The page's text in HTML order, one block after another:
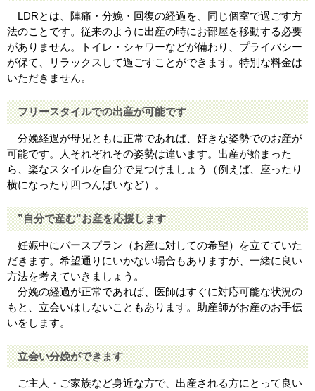
LDRとは、陣痛・分娩・回復の経過を、同じ個室で過ごす方
法のことです。従来のように出産の時にお部屋を移動する必要
がありません。トイレ・シャワーなどが備わり、プライバシー
が保て、リラックスして過ごすことができます。特別な料金は
いただきません。
フリースタイルでの出産が可能です
分娩経過が母児ともに正常であれば、好きな姿勢でのお産が
可能です。人それぞれその姿勢は違います。出産が始まった
ら、楽なスタイルを自分で見つけましょう（例えば、座ったり
横になったり四つんばいなど）。
”自分で産む”お産を応援します
妊娠中にバースプラン（お産に対しての希望）を立てていた
だきます。希望通りにいかない場合もありますが、一緒に良い
方法を考えていきましょう。
分娩の経過が正常であれば、医師はすぐに対応可能な状況の
もと、立会いはしないこともあります。助産師がお産のお手伝
いをします。
立会い分娩ができます
ご主人・ご家族など身近な方で、出産される方にとって良い